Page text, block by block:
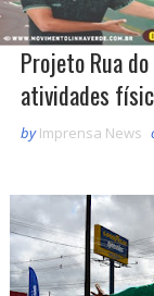
Projeto Rua
atividades
by Imprensa News